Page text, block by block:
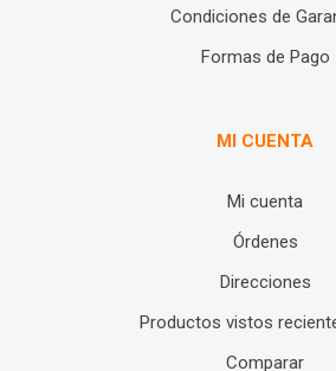
Condiciones de
Formas de Pago
MI CUENTA
Mi cuenta
Órdenes
Direcciones
Productos vistos
Comparar